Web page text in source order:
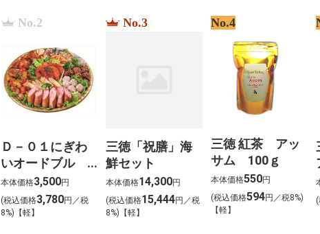
le prix %C3%A0 payer streaming vf
No.2
Ｄ－０１にぎわ
いオードブル
（約４～５名様
向け） 大
本体価格3,500円
(税込価格3,780円／税
8%)【軽】
No.3
三徳「祝膳」海
鮮セット
本体価格14,300円
(税込価格15,444円／税
8%)【軽】
No.4
三徳 紅茶 アッ
サム 100ｇ
本体価格550円
(税込価格594円／税8%)
【軽】